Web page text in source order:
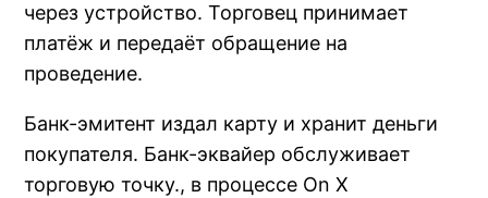
через устройство. Торговец принимает
платёж и передаёт обращение на
проведение.
Банк-эмитент издал карту и хранит деньги
покупателя. Банк-эквайер обслуживает
торговую точку., в процессе On X